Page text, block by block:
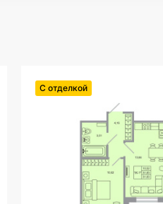
С отделкой